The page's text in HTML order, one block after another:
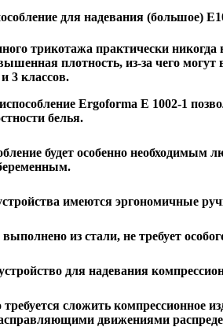
для надевания (большое)
трикотажа практически
плотность, из-за чего
3 классов.
Ergoforma E 1002-1
белья.
будет особенно
имеются эргономичные
из стали, не требует
для надевания
сложить компрессионное
движениями